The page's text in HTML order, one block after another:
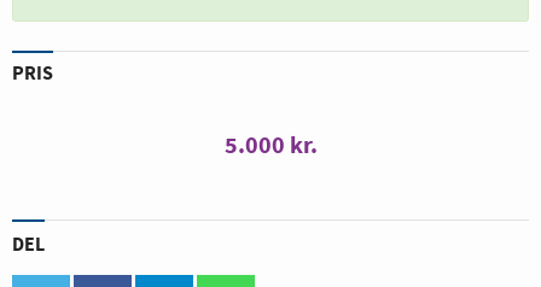
PRIS
5.000 kr.
DEL